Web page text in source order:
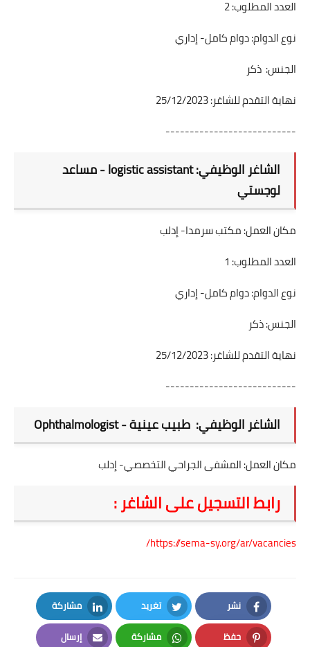
العدد المطلوب: 2
نوع الدوام: دوام كامل- إداري
الجنس: ذكر
نهاية التقدم للشاغر: 25/12/2023
---------------------------
الشاغر الوظيفي: logistic assistant - مساعد
لوجستي
مكان العمل: مكتب سرمدا- إدلب
العدد المطلوب: 1
نوع الدوام: دوام كامل- إداري
الجنس: ذكر
نهاية التقدم للشاغر: 25/12/2023
---------------------------
الشاغر الوظيفي: طبيب عينية - Ophthalmologist
مكان العمل: المشفى الجراحي التخصصي- إدلب
رابط التسجيل على الشاغر :
https://sema-sy.org/ar/vacancies/
نشر
Facebook
تغريد
Twitter
مشاركة
LinkedIn
حفظ مشاركة إرسال